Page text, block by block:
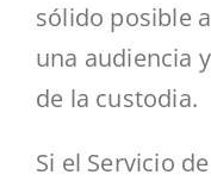
sólido posible
una audiencia
de la custodia.
Si el Servicio